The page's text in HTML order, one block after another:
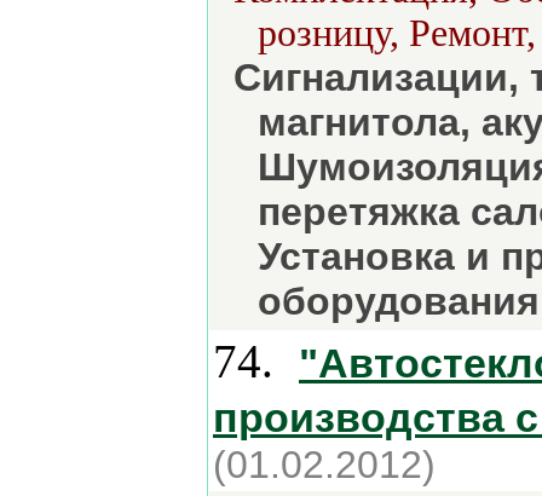
розницу,
Сигнализации,
магнитола,
перетяжка
Установка и
74.
производства
(01.02.2012)